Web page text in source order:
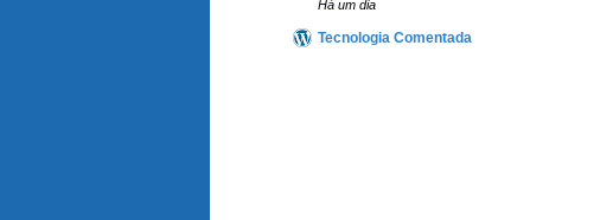
Há um dia
Tecnologia Comentada